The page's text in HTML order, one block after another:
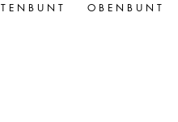
E N B U N T O B E N B U N T